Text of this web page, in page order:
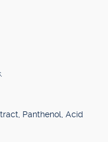
Panthenol, Acid